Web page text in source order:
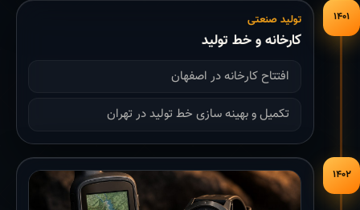
۱۴۰۱ تولید صنعتی
کارخانه و خط تولید
افتتاح کارخانه در اصفهان
تکمیل و بهینه سازی خط تولید در تهران
۱۴۰۲